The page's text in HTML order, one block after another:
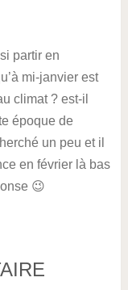
partir en
mi-janvier est
climat ? est-il
époque de
un peu et il
en février là bas
😉